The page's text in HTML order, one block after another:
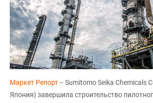
Маркет Репорт-- Sumitomo Seika Chemicals
Япония) завершила строительство